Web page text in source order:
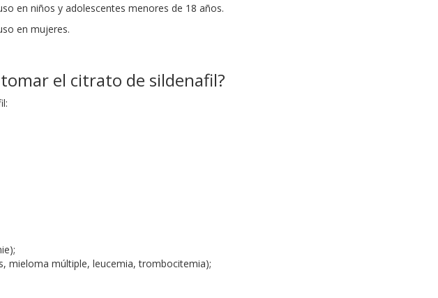
en niños y adolescentes menores de 18 años.
en mujeres.
el citrato de sildenafil?
mieloma múltiple, leucemia, trombocitemia);